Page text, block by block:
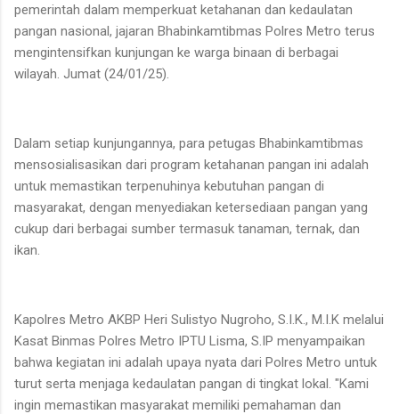
pemerintah dalam memperkuat ketahanan dan kedaulatan
pangan nasional, jajaran Bhabinkamtibmas Polres Metro terus
mengintensifkan kunjungan ke warga binaan di berbagai
wilayah. Jumat (24/01/25).
Dalam setiap kunjungannya, para petugas Bhabinkamtibmas
mensosialisasikan dari program ketahanan pangan ini adalah
untuk memastikan terpenuhinya kebutuhan pangan di
masyarakat, dengan menyediakan ketersediaan pangan yang
cukup dari berbagai sumber termasuk tanaman, ternak, dan
ikan.
Kapolres Metro AKBP Heri Sulistyo Nugroho, S.I.K., M.I.K melalui
Kasat Binmas Polres Metro IPTU Lisma, S.IP menyampaikan
bahwa kegiatan ini adalah upaya nyata dari Polres Metro untuk
turut serta menjaga kedaulatan pangan di tingkat lokal. "Kami
ingin memastikan masyarakat memiliki pemahaman dan